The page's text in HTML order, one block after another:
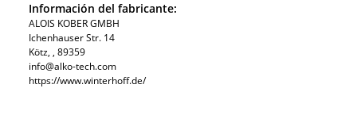
Información del fabricante:
ALOIS KOBER GMBH​
Ichenhauser Str. 14
Kötz​, , 89359
info@alko-tech.com
https://www.winterhoff.de/